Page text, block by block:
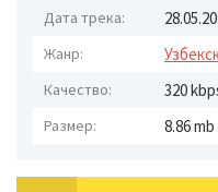
Дата трека:
Жанр:
Качество: 320
Размер: 8.86 mb